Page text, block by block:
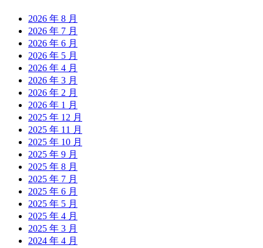
2026 年 8 月
2026 年 7 月
2026 年 6 月
2026 年 5 月
2026 年 4 月
2026 年 3 月
2026 年 2 月
2026 年 1 月
2025 年 12 月
2025 年 11 月
2025 年 10 月
2025 年 9 月
2025 年 8 月
2025 年 7 月
2025 年 6 月
2025 年 5 月
2025 年 4 月
2025 年 3 月
2024 年 4 月